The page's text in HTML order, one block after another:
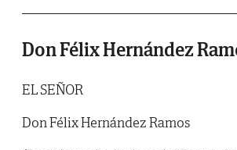
Don Félix Hernández
EL SEÑOR
Don Félix Hernández Ramos